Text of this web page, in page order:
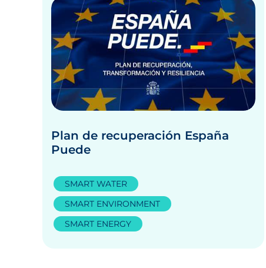
Plan de recuperación España
Puede
SMART WATER
SMART ENVIRONMENT
SMART ENERGY